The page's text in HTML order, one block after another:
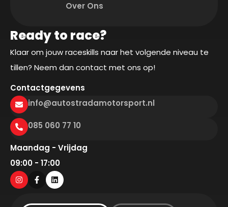
Over Ons
Ready to race?
Klaar om jouw raceskills naar het volgende niveau te
tillen? Neem dan contact met ons op!
Contactgegevens
info@autostradamotorsport.nl
085 060 77 10
Maandag - Vrijdag
09:00 - 17:00